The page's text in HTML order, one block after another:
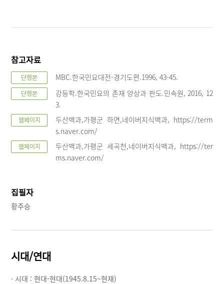
참고자료
단행본 MBC.한국민요대전-경기도편.1996, 43-45.
단행본
강등학.한국민요의 존재 양상과 판도.민속원, 2016, 12
3.
웹페이지
두산백과,가평군 하면,네이버지식백과, https://term
s.naver.com/
웹페이지
두산백과,가평군 세곡천,네이버지식백과, https://ter
ms.naver.com/
집필자
황주승
시대/연대
· 시대 :현대-현대(1945.8.15~현재)